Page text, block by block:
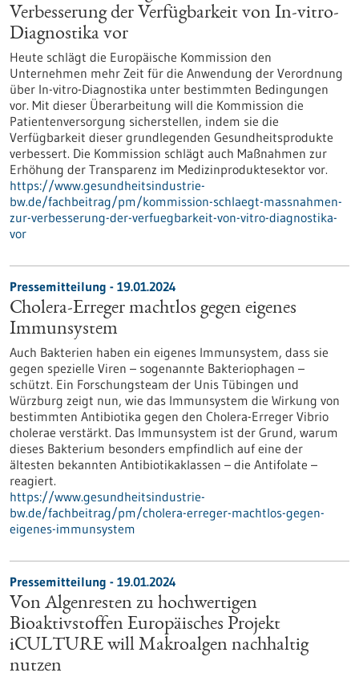
Verbesserung der Verfügbarkeit von In-vitro-
Diagnostika vor
Heute schlägt die Europäische Kommission den
Unternehmen mehr Zeit für die Anwendung der Verordnung
über In-vitro-Diagnostika unter bestimmten Bedingungen
vor. Mit dieser Überarbeitung will die Kommission die
Patientenversorgung sicherstellen, indem sie die
Verfügbarkeit dieser grundlegenden Gesundheitsprodukte
verbessert. Die Kommission schlägt auch Maßnahmen zur
Erhöhung der Transparenz im Medizinproduktesektor vor.
https://www.gesundheitsindustrie-
bw.de/fachbeitrag/pm/kommission-schlaegt-massnahmen-
zur-verbesserung-der-verfuegbarkeit-von-vitro-diagnostika-
vor
Pressemitteilung - 19.01.2024
Cholera-Erreger machtlos gegen eigenes
Immunsystem
Auch Bakterien haben ein eigenes Immunsystem, dass sie
gegen spezielle Viren – sogenannte Bakteriophagen –
schützt. Ein Forschungsteam der Unis Tübingen und
Würzburg zeigt nun, wie das Immunsystem die Wirkung von
bestimmten Antibiotika gegen den Cholera-Erreger Vibrio
cholerae verstärkt. Das Immunsystem ist der Grund, warum
dieses Bakterium besonders empfindlich auf eine der
ältesten bekannten Antibiotikaklassen – die Antifolate –
reagiert.
https://www.gesundheitsindustrie-
bw.de/fachbeitrag/pm/cholera-erreger-machtlos-gegen-
eigenes-immunsystem
Pressemitteilung - 19.01.2024
Von Algenresten zu hochwertigen
Bioaktivstoffen Europäisches Projekt
iCULTURE will Makroalgen nachhaltig
nutzen